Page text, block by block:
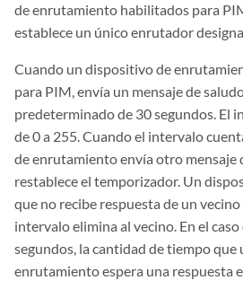
de enrutamiento habilitados para
establece un único enrutador
Cuando un dispositivo de
para PIM, envía un mensaje de
predeterminado de 30 segundos. El
de 0 a 255. Cuando el intervalo
de enrutamiento envía otro mensaje
restablece el temporizador. Un
que no recibe respuesta de un
intervalo elimina al vecino. En el
segundos, la cantidad de tiempo
enrutamiento espera una respuesta